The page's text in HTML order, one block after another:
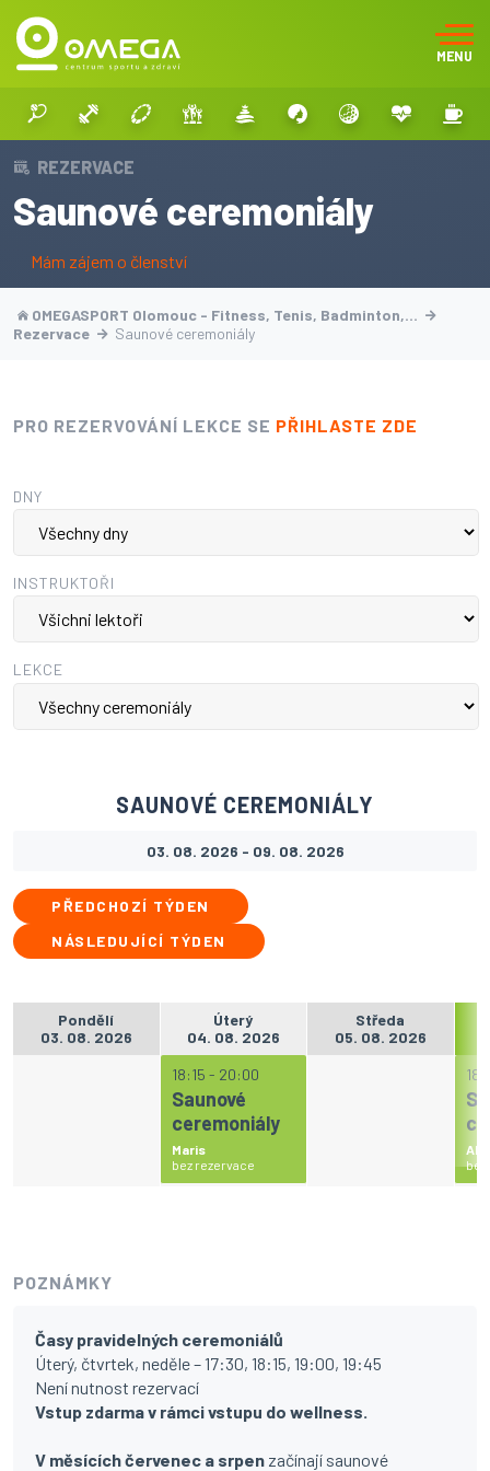
MENU
REZERVACE
Saunové ceremoniály
Mám zájem o členství
OMEGASPORT Olomouc - Fitness, Tenis, Badminton,…
Rezervace
Saunové ceremoniály
PRO REZERVOVÁNÍ LEKCE SE PŘIHLASTE ZDE
DNY
INSTRUKTOŘI
LEKCE
PŘEDCHOZÍ TÝDEN
SAUNOVÉ CEREMONIÁLY
03. 08. 2026 - 09. 08. 2026
NÁSLEDUJÍCÍ TÝDEN
Pondělí
03. 08. 2026
Úterý
04. 08. 2026
18:15 - 20:00
Saunové
ceremoniály
Maris
bez rezervace
Středa
05. 08. 2026
bez
POZNÁMKY
Časy pravidelných ceremoniálů
Úterý, čtvrtek, neděle – 17:30, 18:15, 19:00, 19:45
Není nutnost rezervací
Vstup zdarma v rámci vstupu do wellness.
V měsících červenec a srpen začínají saunové